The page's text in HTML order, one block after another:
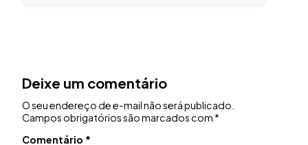
Deixe um comentário
O seu endereço de e-mail não será publicado.
Campos obrigatórios são marcados com*
Comentário *